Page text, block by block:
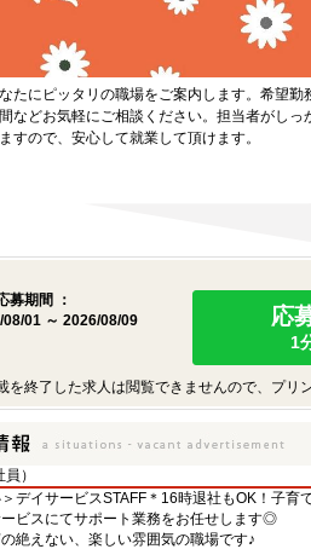
たにピッタリの職場をご案内します。希望勤
などお気軽にご相談ください。担当者がしっ
すので、安心して就業して頂けます。
募期間 ：
08/01 ～ 2026/08/09
応
1
を終了した求人は閲覧できませんので、プリ
）
＞デイサービスSTAFF＊16時退社もOK！子育
ビスにてサポート業務をお任せします◎
絶えない、楽しい雰囲気の職場です♪